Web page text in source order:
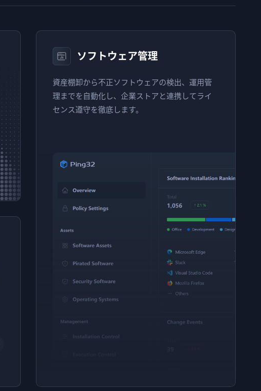
ソフトウェア管理
資産棚卸から不正ソフトウェアの検出、運用管
理までを自動化し、企業ストアと連携してライ
センス遵守を徹底します。